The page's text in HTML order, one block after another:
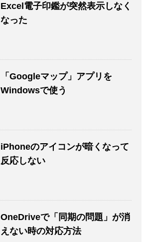
Excel電子印鑑が突然表示しなく
なった
「Googleマップ」アプリを
Windowsで使う
iPhoneのアイコンが暗くなって
反応しない
OneDriveで「同期の問題」が消
えない時の対応方法